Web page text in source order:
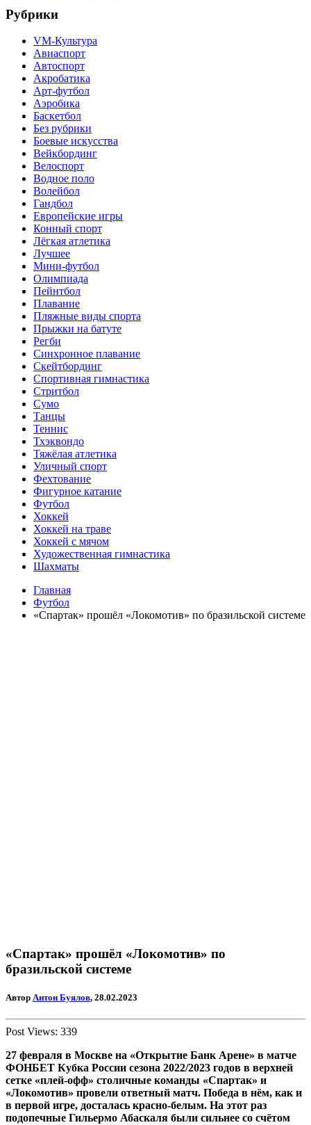
Рубрики
VM-Культура
Авиаспорт
Автоспорт
Акробатика
Арт-футбол
Аэробика
Баскетбол
Без рубрики
Боевые искусства
Вейкбординг
Велоспорт
Водное поло
Волейбол
Гандбол
Европейские игры
Конный спорт
Лёгкая атлетика
Лучшее
Мини-футбол
Олимпиада
Пейнтбол
Плавание
Пляжные виды спорта
Прыжки на батуте
Регби
Синхронное плавание
Скейтбординг
Спортивная гимнастика
Стритбол
Сумо
Танцы
Теннис
Тхэквондо
Тяжёлая атлетика
Уличный спорт
Фехтование
Фигурное катание
Футбол
Хоккей
Хоккей на траве
Хоккей с мячом
Художественная гимнастика
Шахматы
Главная
Футбол
«Спартак» прошёл «Локомотив» по бразильской системе
«Спартак» прошёл «Локомотив» по
бразильской системе
Автор Антон Буялов, 28.02.2023
Post Views: 339
27 февраля в Москве на «Открытие Банк Арене» в матче
ФОНБЕТ Кубка России сезона 2022/2023 годов в верхней
сетке «плей-офф» столичные команды «Спартак» и
«Локомотив» провели ответный матч. Победа в нём, как и
в первой игре, досталась красно-белым. На этот раз
подопечные Гильермо Абаскаля были сильнее со счётом